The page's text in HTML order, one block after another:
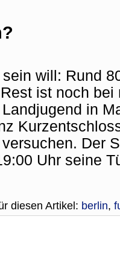
will: Rund
ist noch bei
in
Der
Uhr seine
diesen Artikel: berlin,